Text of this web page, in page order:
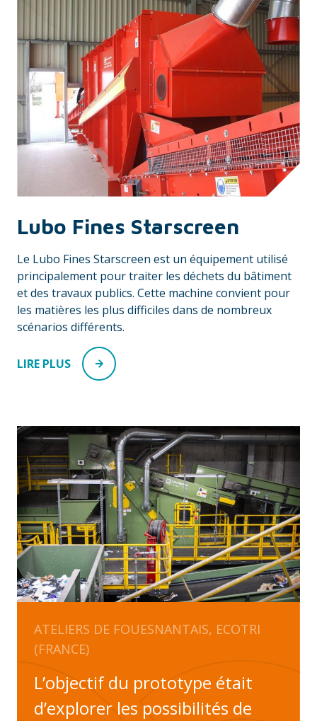
Lubo Fines Starscreen
Le Lubo Fines Starscreen est un équipement utilisé
principalement pour traiter les déchets du bâtiment
et des travaux publics. Cette machine convient pour
les matières les plus difficiles dans de nombreux
scénarios différents.​
LIRE PLUS
ATELIERS DE FOUESNANTAIS, ECOTRI
(FRANCE)
L’objectif du prototype était
d’explorer les possibilités de